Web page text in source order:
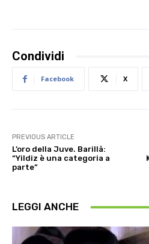
Condividi
Facebook X
PREVIOUS ARTICLE
L’oro della Juve. Barillà:
“Yildiz è una categoria a
parte”
LEGGI ANCHE